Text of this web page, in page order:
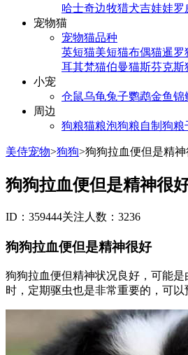
哈士奇边牧猎犬吉娃娃罗
宠物猫
宠物猫品种
英短猫美短猫布偶猫暹罗
耳其梵猫伯曼猫斯芬克斯
小宠
仓鼠乌龟兔子鹦鹉金鱼锦
周边
狗粮猫粮泡狗粮自制狗粮
美侍宠物>狗狗>狗狗拉血便但是精
狗狗拉血便但是精神很
ID：359444关注人数：3236
狗狗拉血便但是精神很好
狗狗拉血便但精神状况良好，可能
时，定期驱虫也是非常重要的，可以